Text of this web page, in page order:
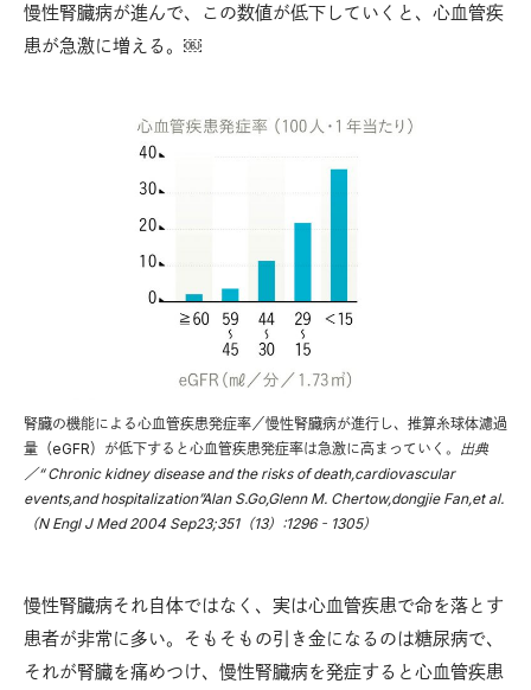
慢性腎臓病が進んで、この数値が低下していくと、心血管疾
患が急激に増える。￼
腎臓の機能による心血管疾患発症率／慢性腎臓病が進行し、推算糸球体濾過
量（eGFR）が低下すると心血管疾患発症率は急激に高まっていく。 出典
／“ Chronic kidney disease and the risks of death,cardiovascular
events,and hospitalization”Alan S.Go,Glenn M. Chertow,dongjie Fan,et al.
（N Engl J Med 2004 Sep23;351（13）:1296‐1305）
慢性腎臓病それ自体ではなく、実は心血管疾患で命を落とす
患者が非常に多い。そもそもの引き金になるのは糖尿病で、
それが腎臓を痛めつけ、慢性腎臓病を発症すると心血管疾患